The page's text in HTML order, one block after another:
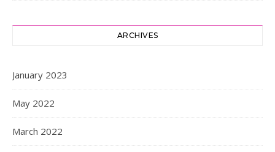
ARCHIVES
January 2023
May 2022
March 2022